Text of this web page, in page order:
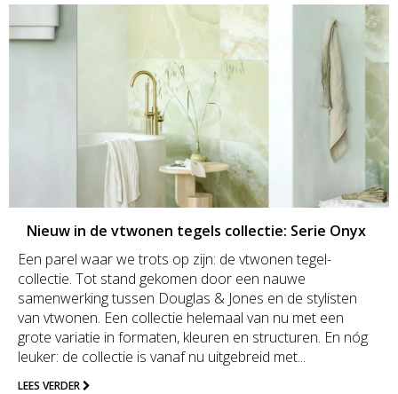
Nieuw in de vtwonen tegels collectie: Serie Onyx
Een parel waar we trots op zijn: de vtwonen tegel­
collectie. Tot stand gekomen door een nauwe
samenwerking tussen Douglas & Jones en de stylisten
van vtwonen. Een collectie helemaal van nu met een
grote variatie in formaten, kleuren en structuren. En nóg
leuker: de collectie is vanaf nu uitgebreid met...
LEES VERDER